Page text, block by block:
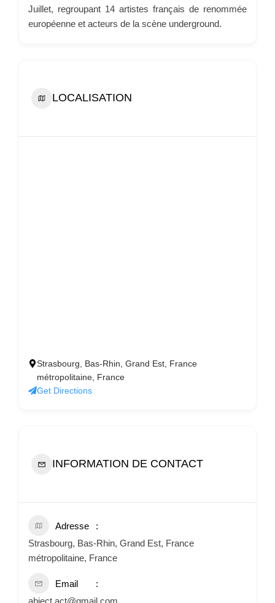
Juillet, regroupant 14 artistes français de renommée
européenne et acteurs de la scène underground.
LOCALISATION
Strasbourg, Bas-Rhin, Grand Est, France
métropolitaine, France
Get Directions
INFORMATION DE CONTACT
Adresse
Strasbourg, Bas-Rhin, Grand Est, France
métropolitaine, France
Email
abject.act@gmail.com